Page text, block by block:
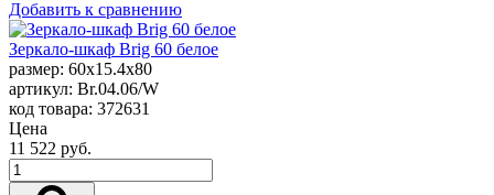
Добавить к сравнению
Зеркало-шкаф Brig 60 белое
размер: 60x15.4x80
артикул: Br.04.06/W
код товара: 372631
Цена
11 522 руб.